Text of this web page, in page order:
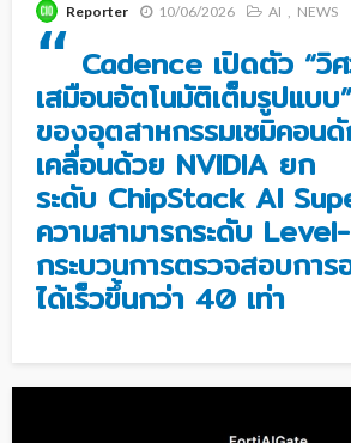
Reporter 10/06/2026 AI NEWS
“ Cadence เปิดตัว “วิ
เสมือนอัตโนมัติเต็มรูปแบบ
ของอุตสาหกรรมเซมิคอน
เคลื่อนด้วย NVIDIA ยก
ระดับ ChipStack AI
ความสามารถระดับ
กระบวนการตรวจสอบกา
ได้เร็วขึ้นกว่า 40 เท่า